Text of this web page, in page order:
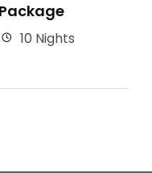
10 Nights